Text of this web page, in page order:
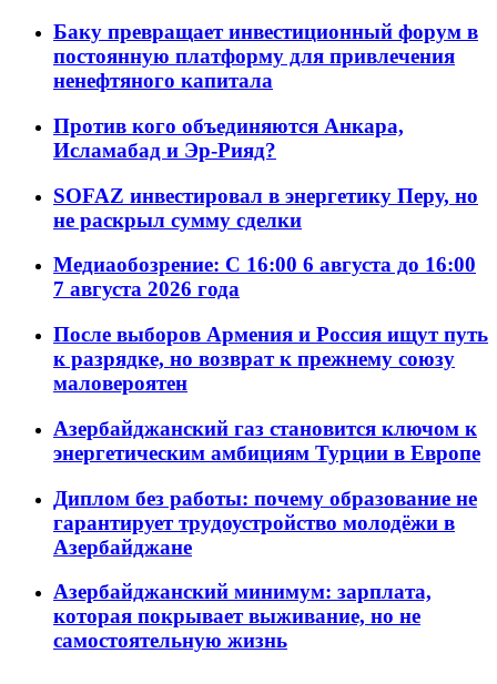
Баку превращает инвестиционный форум в
постоянную платформу для привлечения
ненефтяного капитала
Против кого объединяются Анкара,
Исламабад и Эр-Рияд?
SOFAZ инвестировал в энергетику Перу, но
не раскрыл сумму сделки
Медиаобозрение: С 16:00 6 августа до 16:00
7 августа 2026 года
После выборов Армения и Россия ищут путь
к разрядке, но возврат к прежнему союзу
маловероятен
Азербайджанский газ становится ключом к
энергетическим амбициям Турции в Европе
Диплом без работы: почему образование не
гарантирует трудоустройство молодёжи в
Азербайджане
Азербайджанский минимум: зарплата,
которая покрывает выживание, но не
самостоятельную жизнь